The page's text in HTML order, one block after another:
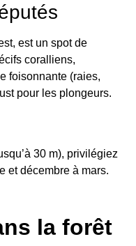
est un spot de
coralliens,
foisonnante (raies,
pour les plongeurs.
30 m), privilégiez
et décembre à mars.
la forêt